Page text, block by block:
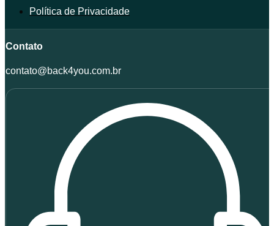
Política de Privacidade
Contato
contato@back4you.com.br